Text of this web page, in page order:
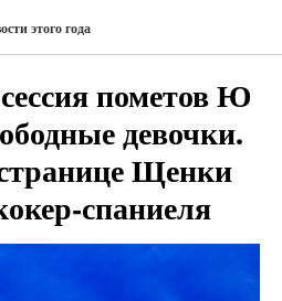
этого года
пометов Ю
девочки.
Щенки
спаниеля